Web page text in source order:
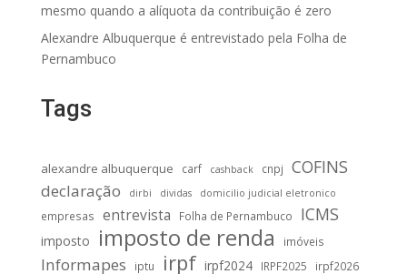
mesmo quando a alíquota da contribuição é zero
Alexandre Albuquerque é entrevistado pela Folha de
Pernambuco
Tags
alexandre albuquerque carf cashback cnpj COFINS
declaração dirbi dividas domicilio judicial eletronico
empresas entrevista Folha de Pernambuco ICMS
imposto imposto de renda imóveis
Informapes iptu irpf irpf2024 IRPF2025 irpf2026